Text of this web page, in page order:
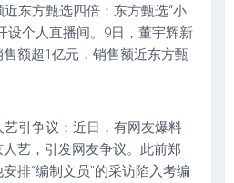
东方甄选四倍：东方甄选“小
设个人直播间。9日，董宇辉新
额超1亿元，销售额近东方甄
引争议：近日，有网友爆料
艺，引发网友争议。此前郑
排“编制文员”的采访陷入考编